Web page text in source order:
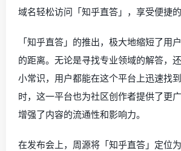
域名轻松访问「知乎直答」，享受便捷的
「知乎直答」的推出，极大地缩短了用
的距离。无论是寻找专业领域的解答，
小常识，用户都能在这个平台上迅速找
时，这一平台也为社区创作者提供了更广
增强了内容的流通性和影响力。
在发布会上，周源将「知乎直答」定位